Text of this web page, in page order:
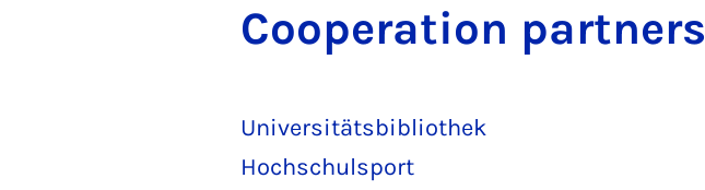
Co­oper­a­tion part­ners
Universitätsbibliothek
Hochschulsport